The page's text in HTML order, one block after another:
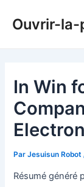
Ouvrir-la-
In Win
ParJesuisun Robot
Résumé généré